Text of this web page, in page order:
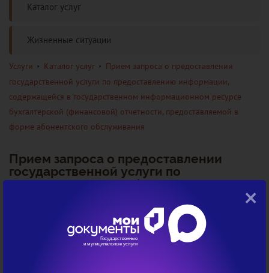
×
Каталог услуг
Жизненные ситуации
Услуги Каталог услуг
Прием запроса о предоставлении
государственной услуги по предоставлению информации,
содержащейся в государственном информационном ресурсе
бухгалтерской (финансовой) отчетности, предоставляемой в
форме абонентского обслуживания
Прием запроса о предоставлении
государственной услуги по
предоставлению информации,
информационном ресурсе
бухгалтерской (финансовой)
отчетности, предоставляемой в форме
абонентского обслуживания